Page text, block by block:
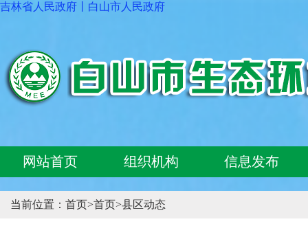
吉林省人民政府 白山市人民政府
网站首页 组织机构 信息发布
当前位置： 首页>首页>县区动态